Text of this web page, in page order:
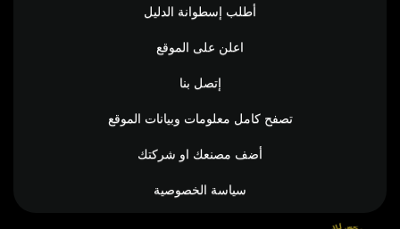
أطلب إسطوانة الدليل
اعلن على الموقع
إتصل بنا
تصفح كامل معلومات وبيانات الموقع
أضف مصنعك او شركتك
سياسة الخصوصية